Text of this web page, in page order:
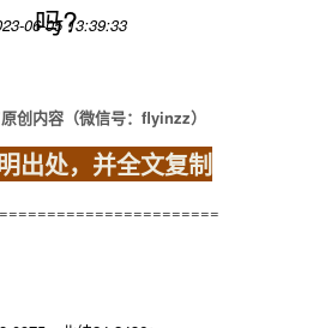
吗?
06-05 13:39:33
创内容（微信号：flyinzz）
出处，并全文复制